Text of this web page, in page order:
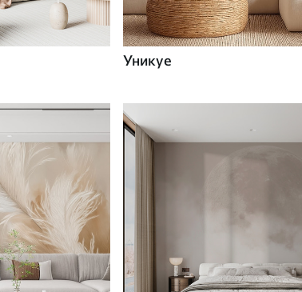
Уникуе